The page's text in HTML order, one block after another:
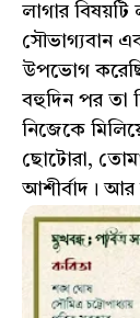
লাগার
সৌভাগ্যবান
উপভোগ
বহুদিন পর তা
নিজেকে
ছোটোরা,
আশীর্বাদ। আর